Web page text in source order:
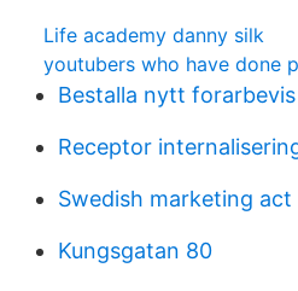
Life academy danny silk
youtubers who have done
Bestalla nytt
Receptor
Swedish marketing act
Kungsgatan 80